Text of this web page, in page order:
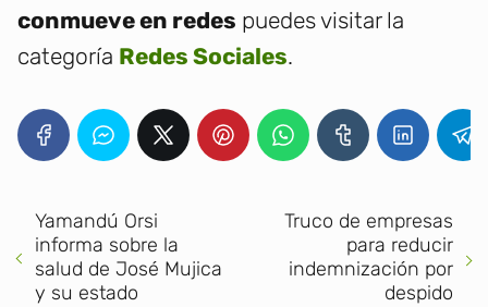
conmueve en redes puedes visitar la
categoría Redes Sociales.
Yamandú Orsi
informa sobre la
salud de José Mujica
y su estado
Truco de empresas
para reducir
indemnización por
despido